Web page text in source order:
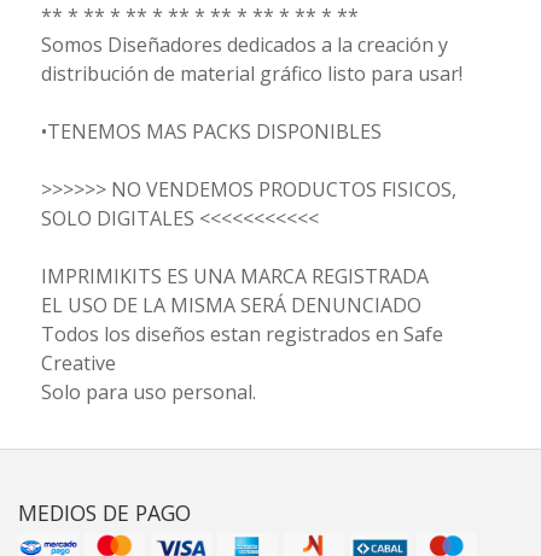
** * ** * ** * ** * ** * ** * ** * **
Somos Diseñadores dedicados a la creación y
distribución de material gráfico listo para usar!
•TENEMOS MAS PACKS DISPONIBLES
>>>>>> NO VENDEMOS PRODUCTOS FISICOS,
SOLO DIGITALES <<<<<<<<<<<
IMPRIMIKITS ES UNA MARCA REGISTRADA
EL USO DE LA MISMA SERÁ DENUNCIADO
Todos los diseños estan registrados en Safe
Creative
Solo para uso personal.
MEDIOS DE PAGO